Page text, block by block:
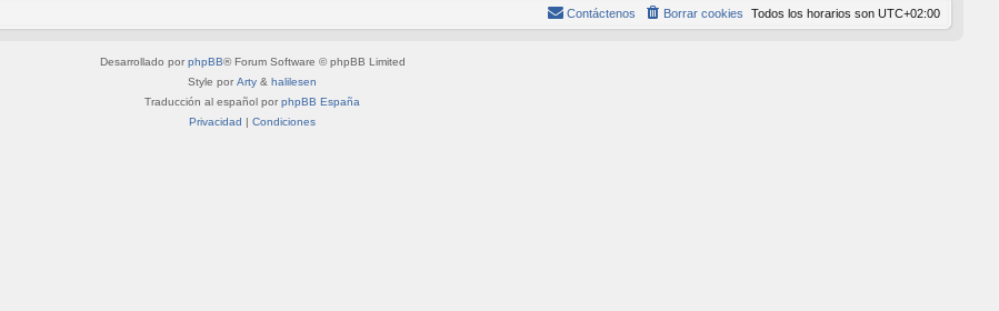
Todos los horarios son UTC+02:00
Borrar cookies
Contáctenos
Desarrollado por phpBB® Forum Software © phpBB Limited
Style por Arty & halilesen
Traducción al español por phpBB España
Privacidad | Condiciones